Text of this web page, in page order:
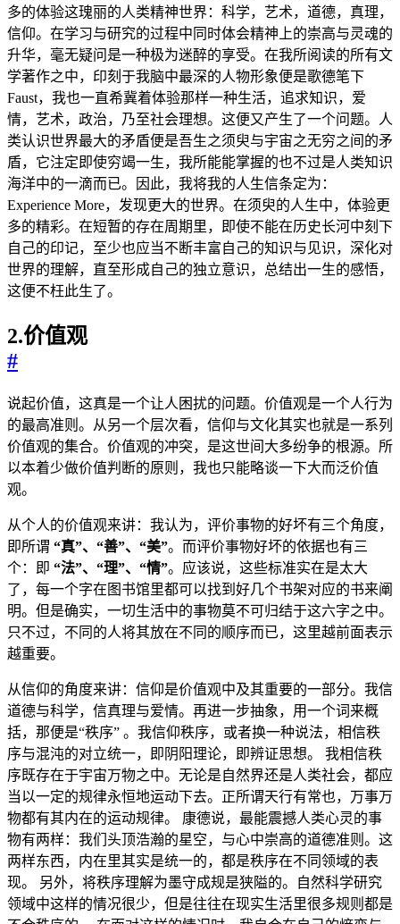
多的体验这瑰丽的人类精神世界：科学，艺术，道德，真理，
信仰。在学习与研究的过程中同时体会精神上的崇高与灵魂的
升华，毫无疑问是一种极为迷醉的享受。在我所阅读的所有文
学著作之中，印刻于我脑中最深的人物形象便是歌德笔下
Faust，我也一直希冀着体验那样一种生活，追求知识，爱
情，艺术，政治，乃至社会理想。这便又产生了一个问题。人
类认识世界最大的矛盾便是吾生之须臾与宇宙之无穷之间的矛
盾，它注定即使穷竭一生，我所能能掌握的也不过是人类知识
海洋中的一滴而已。因此，我将我的人生信条定为：
Experience More，发现更大的世界。在须臾的人生中，体验更
多的精彩。在短暂的存在周期里，即使不能在历史长河中刻下
自己的印记，至少也应当不断丰富自己的知识与见识，深化对
世界的理解，直至形成自己的独立意识，总结出一生的感悟，
这便不枉此生了。
2.价值观
#
说起价值，这真是一个让人困扰的问题。价值观是一个人行为
的最高准则。从另一个层次看，信仰与文化其实也就是一系列
价值观的集合。价值观的冲突，是这世间大多纷争的根源。所
以本着少做价值判断的原则，我也只能略谈一下大而泛价值
观。
从个人的价值观来讲：我认为，评价事物的好坏有三个角度，
即所谓 “真”、“善”、“美”。而评价事物好坏的依据也有三
个：即 “法”、“理”、“情”。应该说，这些标准实在是太大
了，每一个字在图书馆里都可以找到好几个书架对应的书来阐
明。但是确实，一切生活中的事物莫不可归结于这六字之中。
只不过，不同的人将其放在不同的顺序而已，这里越前面表示
越重要。
从信仰的角度来讲：信仰是价值观中及其重要的一部分。我信
道德与科学，信真理与爱情。再进一步抽象，用一个词来概
括，那便是“秩序” 。我信仰秩序，或者换一种说法，相信秩
序与混沌的对立统一，即阴阳理论，即辨证思想。 我相信秩
序既存在于宇宙万物之中。无论是自然界还是人类社会，都应
当以一定的规律永恒地运动下去。正所谓天行有常也，万事万
物都有其内在的运动规律。 康德说，最能震撼人类心灵的事
物有两样：我们头顶浩瀚的星空，与心中崇高的道德准则。这
两样东西，内在里其实是统一的，都是秩序在不同领域的表
现。 另外，将秩序理解为墨守成规是狭隘的。自然科学研究
领域中这样的情况很少，但是往往在现实生活里很多规则都是